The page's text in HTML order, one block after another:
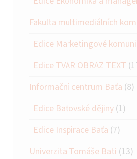
Fakulta multimediálních
Edice Marketingové
Edice TVAR OBRAZ TEXT
Informační centrum Baťa (8)
Edice Baťovské dějiny (1)
Edice Inspirace Baťa (7)
Univerzita Tomáše Bati (13)